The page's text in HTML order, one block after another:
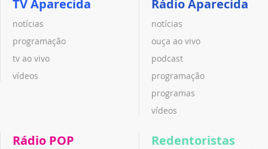
TV Aparecida
notícias
programação
tv ao vivo
vídeos
Rádio Aparecida
notícias
ouça ao vivo
podcast
programação
programas
vídeos
Rádio POP Redentoristas